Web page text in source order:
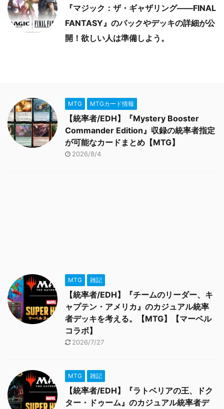
『マジック：ザ・ギャザリング――FINAL
FANTASY』のパックやデッキの詳細が公
開！欲しい人は準備しよう。
MTG MTGカード情報
【統率者/EDH】『Mystery Booster
Commander Edition』収録の統率者指定
が可能なカードまとめ【MTG】
2026/8/4
MTG 雑記
【統率者/EDH】『チームのリーダー、キ
ャプテン・アメリカ』のカジュアル統率
者デッキを考える。【MTG】【マーベル
コラボ】
2026/7/27
MTG 雑記
【統率者/EDH】『ラトベリアの王、ドク
ター・ドゥーム』のカジュアル統率者デ